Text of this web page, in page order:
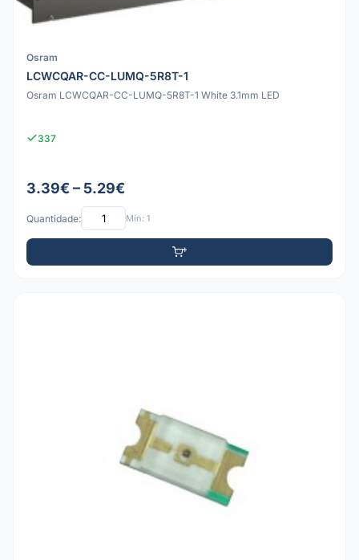
Osram
LCWCQAR-CC-LUMQ-5R8T-1
Osram LCWCQAR-CC-LUMQ-5R8T-1 White 3.1mm LED
337
3.39€ – 5.29€
Quantidade: Mín: 1